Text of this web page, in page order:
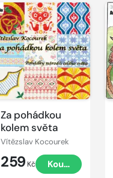
Za pohádkou
kolem světa
Vítězslav Kocourek
259 Kč Koupit
Přehrát
ukázku